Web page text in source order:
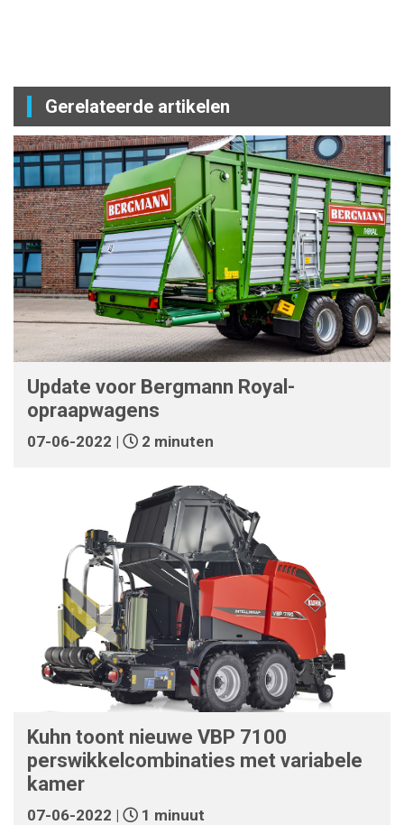
Gerelateerde artikelen
Update voor Bergmann Royal-
opraapwagens
07-06-2022 | 2 minuten
Kuhn toont nieuwe VBP 7100
perswikkelcombinaties met variabele
kamer
07-06-2022 | 1 minuut